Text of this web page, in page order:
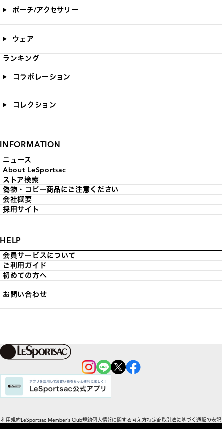
ポーチ/アクセサリー
ウェア
ランキング
コラボレーション
コレクション
INFORMATION
ニュース
About LeSportsac
ストア検索
偽物・コピー商品にご注意ください
会社概要
採用サイト
HELP
会員サービスについて
ご利用ガイド
初めての方へ
お問い合わせ
利用規約LeSportsac Member’s Club規約個人情報に関する考え方特定商取引法に基づく通販の表記